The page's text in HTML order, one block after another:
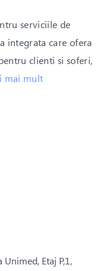
serviciile de
integrata care ofera
clienti si soferi,
mai mult
Etaj P,1,